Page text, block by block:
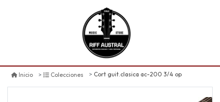
Inicio Colecciones Cort guit.clasica ac-200 3/4 op